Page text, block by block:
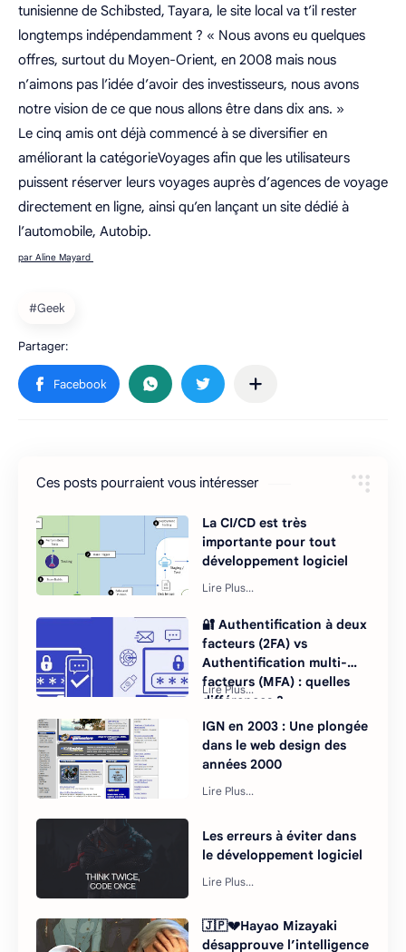
tunisienne de Schibsted, Tayara, le site local va t’il rester
longtemps indépendamment ? « Nous avons eu quelques
offres, surtout du Moyen-Orient, en 2008 mais nous
n’aimons pas l’idée d’avoir des investisseurs, nous avons
notre vision de ce que nous allons être dans dix ans. »
Le cinq amis ont déjà commencé à se diversifier en
améliorant la catégorieVoyages afin que les utilisateurs
puissent réserver leurs voyages auprès d’agences de voyage
directement en ligne, ainsi qu’en lançant un site dédié à
l’automobile, Autobip.
par Aline Mayard
Ces posts pourraient vous intéresser
La CI/CD est très
importante pour tout
développement logiciel
🔐 Authentification à deux
facteurs (2FA) vs
Authentification multi-
facteurs (MFA) : quelles
différences ?
IGN en 2003 : Une plongée
dans le web design des
années 2000
Les erreurs à éviter dans
le développement logiciel
🇯🇵💔Hayao Mizayaki
désapprouve l’intelligence